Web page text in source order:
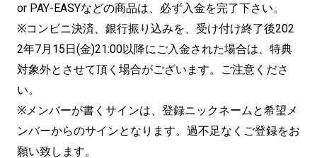
or PAY-EASYなどの商品は、必ず入金を完了下さい。
※コンビニ決済、銀行振り込みを、受け付け終了後202
2年7月15日(金)21:00以降にご入金された場合は、特典
対象外とさせて頂く場合がございます。ご注意くださ
い。
※メンバーが書くサインは、登録ニックネームと希望メ
ンバーからのサインとなります。過不足なくご登録をお
願い致します。